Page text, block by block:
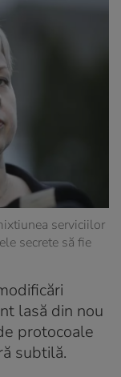
serviciilor
secrete să fie
lasă din nou
protocoale
subtilă.